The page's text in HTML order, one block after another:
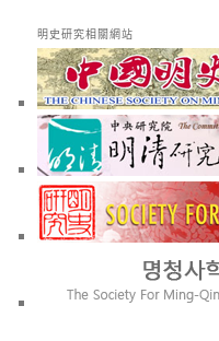
明史研究相關網站